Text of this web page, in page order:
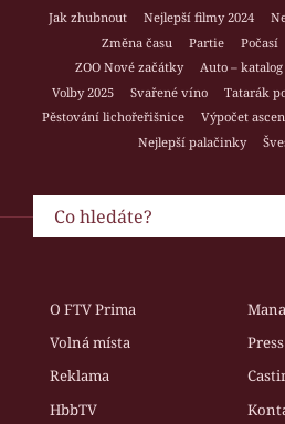
Jak zhubnout Nejlepší filmy 2024
Změna času
Partie Počasí
ZOO Nové začátky
Auto – katalog
Volby 2025
Svařené víno Tatarák
Pěstování lichořeřišnice
Výpočet
Nejlepší palačinky
O FTV Prima
Volná místa
Press
Reklama
HbbTV